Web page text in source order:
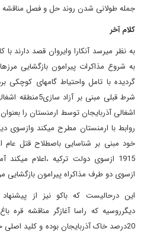
جمله طولانی شدن روند حل و فصل
کلام آخر
به نظر میرسد آنکارا وایروان قصد دارند
به شروع مذاکرات پیرامون بازگشایی
گردیده با تامل واحتیاط گامهای کوچکی
شرط قبلی مبنی بر
اشغالی آذربایجان توسط ارمنستان را
روابط با ارمنستان مطرح میکند وازسوی
خود مبنی بر شناسایی باصطلاح قتل
1915 ازسوی دولت ترکیه ،اعلام
ازسوی دو طرف مذاکراه پیرامون بازگشایی
این درحالیست که باکو نیز از
دیگرروسیه که راسا آغازگر مناقشه قره
20درصد خاک آذربایجان بوده و کلید